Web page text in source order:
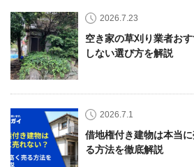
2026.7.23
空き家の草刈り業者お
しない選び方を解説
2026.7.1
借地権付き建物は本当
る方法を徹底解説